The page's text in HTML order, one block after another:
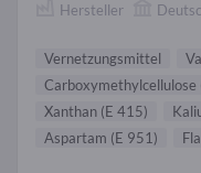
Hersteller
Vernetzungsmittel
Carboxymethylcellulose
Xanthan (E 415)
Aspartam (E 951)